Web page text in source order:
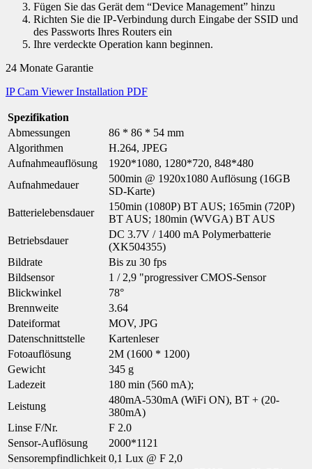
Fügen Sie das Gerät dem “Device Management” hinzu
Richten Sie die IP-Verbindung durch Eingabe der SSID und
des Passworts Ihres Routers ein
Ihre verdeckte Operation kann beginnen.
24 Monate Garantie
IP Cam Viewer Installation PDF
Spezifikation
Abmessungen
86 * 86 * 54 mm
Algorithmen
H.264, JPEG
Aufnahmeauflösung
1920*1080, 1280*720, 848*480
Aufnahmedauer
500min @ 1920x1080 Auflösung (16GB
SD-Karte)
Batterielebensdauer
150min (1080P) BT AUS; 165min (720P)
BT AUS; 180min (WVGA) BT AUS
Betriebsdauer
DC 3.7V / 1400 mA Polymerbatterie
(XK504355)
Bildrate
Bis zu 30 fps
Bildsensor
1 / 2,9 "progressiver CMOS-Sensor
Blickwinkel
78°
Brennweite
3.64
Dateiformat
MOV, JPG
Datenschnittstelle
Kartenleser
Fotoauflösung
2M (1600 * 1200)
Gewicht
345 g
Ladezeit
180 min (560 mA);
Leistung
480mA-530mA (WiFi ON), BT + (20-
380mA)
Linse F/Nr.
F 2.0
Sensor-Auflösung
2000*1121
Sensorempfindlichkeit 0,1 Lux @ F 2,0